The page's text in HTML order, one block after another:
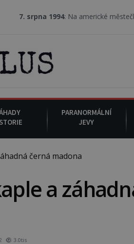
1994: Na americké městečko Oakville
PARANORMÁLNÍ
JEVY
černá madona
a
3.0tis